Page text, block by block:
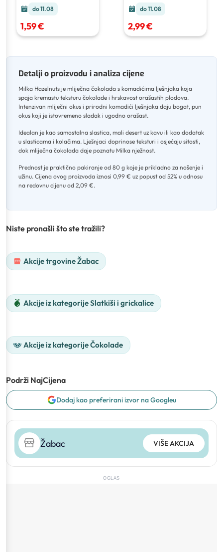
do 11.08
1,59 €
do 11.08
2,99 €
Detalji o proizvodu i analiza cijene
Milka Hazelnuts je mliječna čokolada s komadićima lješnjaka koja
spaja kremastu teksturu čokolade i hrskavost orašastih plodova.
Intenzivan mliječni okus i prirodni komadići lješnjaka daju bogat, pun
okus koji je istovremeno sladak i ugodno orašast.
Idealan je kao samostalna slastica, mali desert uz kavu ili kao dodatak
u slasticama i kolačima. Lješnjaci doprinose teksturi i osjećaju sitosti,
dok mliječna čokolada daje poznatu Milka nježnost.
Prednost je praktično pakiranje od 80 g koje je prikladno za nošenje i
užinu. Cijena ovog proizvoda iznosi 0,99 € uz popust od 52% u odnosu
na redovnu cijenu od 2,09 €.
Niste pronašli što ste tražili?
Akcije trgovine Žabac
Akcije iz kategorije Slatkiši i grickalice
Akcije iz kategorije Čokolade
Podrži NajCijena
Dodaj kao preferirani izvor na Googleu
Žabac VIŠE AKCIJA
OGLAS